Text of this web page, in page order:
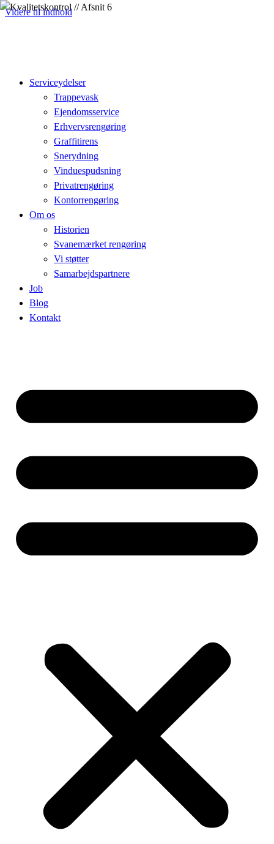
Videre til indhold
Serviceydelser
Trappevask
Ejendomsservice
Erhvervsrengøring
Graffitirens
Snerydning
Vinduespudsning
Privatrengøring
Kontorrengøring
Om os
Historien
Svanemærket rengøring
Vi støtter
Samarbejdspartnere
Job
Blog
Kontakt